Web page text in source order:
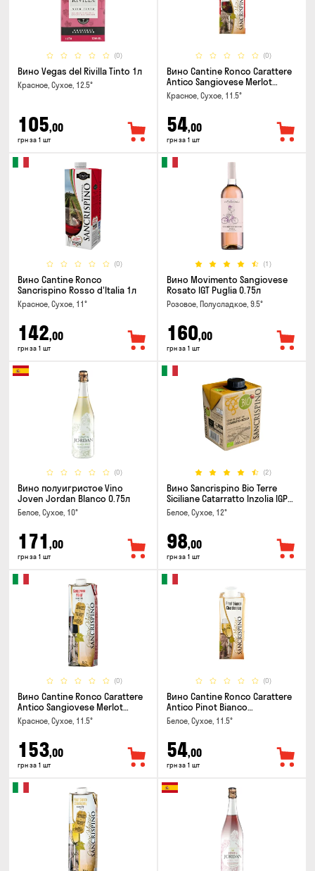
(0)
Вино Vegas del Rivilla Tinto 1л
Красное, Сухое, 12.5°
105,00
грн за 1 шт
(0)
Вино Cantine Ronco Carattere
Antico Sangiovese Merlot
Rubicone IGT 0.25л
Красное, Сухое, 11.5°
54,00
грн за 1 шт
(0)
Вино Cantine Ronco
Sancrispino Rosso d'Italia 1л
Красное, Сухое, 11°
142,00
грн за 1 шт
(1)
Вино Movimento Sangiovese
Rosato IGT Puglia 0.75л
Розовое, Полусладкое, 9.5°
160,00
грн за 1 шт
(0)
Вино полуигристое Vino
Joven Jordan Blanco 0.75л
Белое, Сухое, 10°
171 ,00
грн за 1 шт
(2)
Вино Sancrispino Bio Terre
Siciliane Catarratto Inzolia IGP
0.5л
Белое, Сухое, 12°
98,00
грн за 1 шт
(0)
Вино Cantine Ronco Carattere
Antico Sangiovese Merlot
Rubicone IGT 1л
Красное, Сухое, 11.5°
153,00
грн за 1 шт
(0)
Вино Cantine Ronco Carattere
Antico Pinot Bianco
Chardonnay Rubicone IGT 0.25л
Белое, Сухое, 11.5°
54,00
грн за 1 шт